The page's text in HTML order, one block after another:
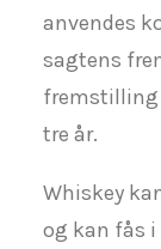
anvendes
sagtens
fremstilling
tre år.
Whiskey
og kan fås